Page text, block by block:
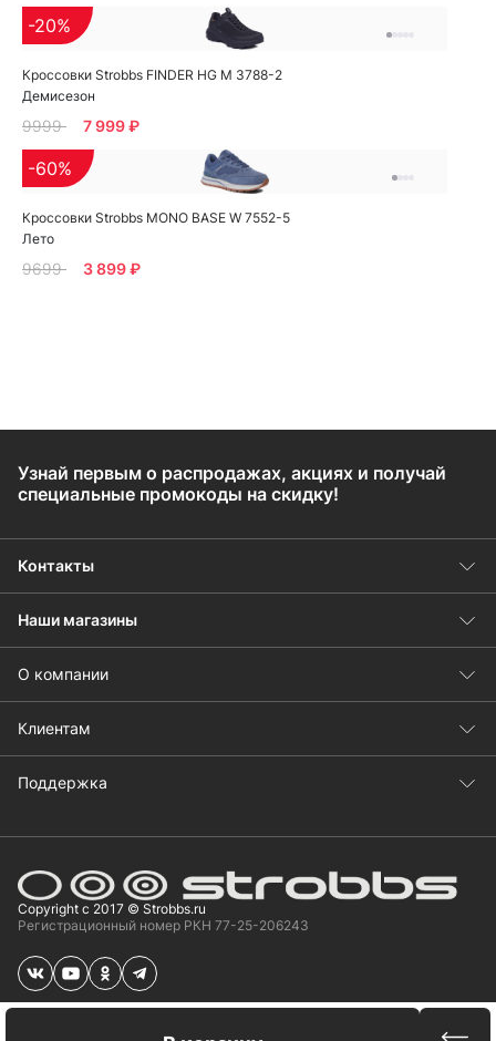
Кроссовки Strobbs FINDER HG M 3788-2
Демисезон
-20%
9999 7 999 ₽
Кроссовки Strobbs MONO BASE W 7552-5
Лето
-60%
9699 3 899 ₽
Узнай первым о распродажах, акциях и получай
специальные промокоды на скидку!
Контакты
Наши магазины
О компании
Клиентам
Поддержка
Copyright с 2017 © Strobbs.ru
Регистрационный номер РКН 77-25-206243